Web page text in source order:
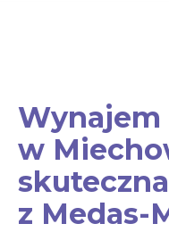
w
z Medas-